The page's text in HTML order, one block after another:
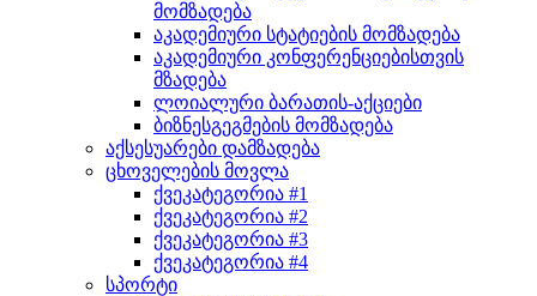
მომზადება
აკადემიური სტატიების მომზადება
აკადემიური კონფერენციებისთვის
მზადება
ლოიალური ბარათის-აქციები
ბიზნესგეგმების მომზადება
აქსესუარები დამზადება
ცხოველების მოვლა
ქვეკატეგორია #1
ქვეკატეგორია #2
ქვეკატეგორია #3
ქვეკატეგორია #4
სპორტი